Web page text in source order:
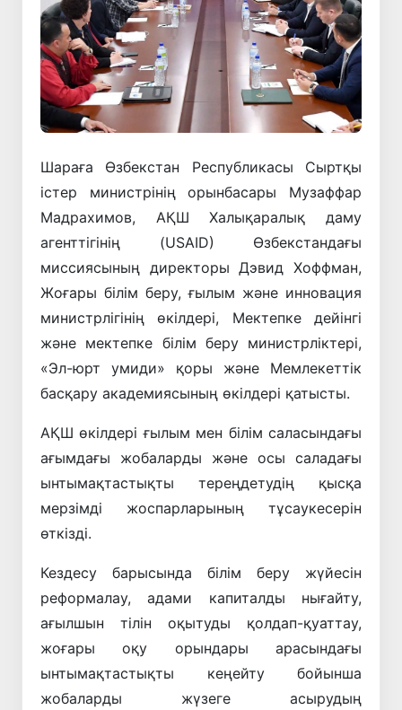
Шараға Өзбекстан Республикасы Сыртқы
істер министрінің орынбасары Музаффар
Мадрахимов, АҚШ Халықаралық даму
агенттігінің (USAID) Өзбекстандағы
миссиясының директоры Дэвид Хоффман,
Жоғары білім беру, ғылым және инновация
министрлігінің өкілдері, Мектепке дейінгі
және мектепке білім беру министрліктері,
«Эл-юрт умиди» қоры және Мемлекеттік
басқару академиясының өкілдері қатысты.
АҚШ өкілдері ғылым мен білім саласындағы
ағымдағы жобаларды және осы саладағы
ынтымақтастықты тереңдетудің қысқа
мерзімді жоспарларының тұсаукесерін
өткізді.
Кездесу барысында білім беру жүйесін
реформалау, адами капиталды нығайту,
ағылшын тілін оқытуды қолдап-қуаттау,
жоғары оқу орындары арасындағы
ынтымақтастықты кеңейту бойынша
жобаларды жүзеге асырудың